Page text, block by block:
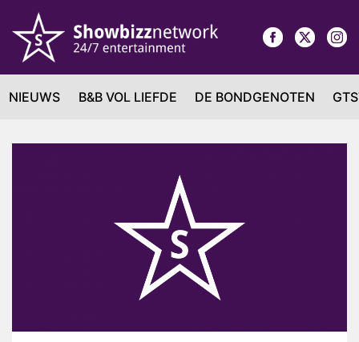
NIEUWS B&B VOL LIEFDE DE BONDGENOTEN